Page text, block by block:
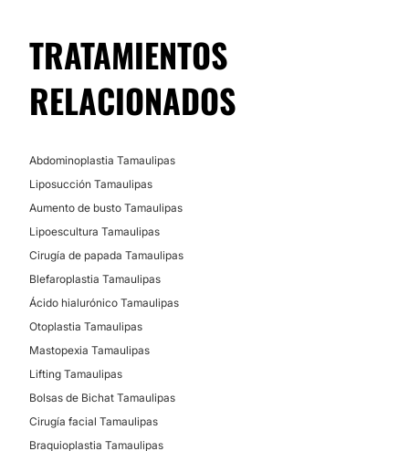
TRATAMIENTOS
RELACIONADOS
Abdominoplastia Tamaulipas
Liposucción Tamaulipas
Aumento de busto Tamaulipas
Lipoescultura Tamaulipas
Cirugía de papada Tamaulipas
Blefaroplastia Tamaulipas
Ácido hialurónico Tamaulipas
Otoplastia Tamaulipas
Mastopexia Tamaulipas
Lifting Tamaulipas
Bolsas de Bichat Tamaulipas
Cirugía facial Tamaulipas
Braquioplastia Tamaulipas